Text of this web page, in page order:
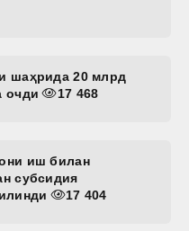
шаҳрида 20 млрд
очди
17 468
иш билан
субсидия
17 404